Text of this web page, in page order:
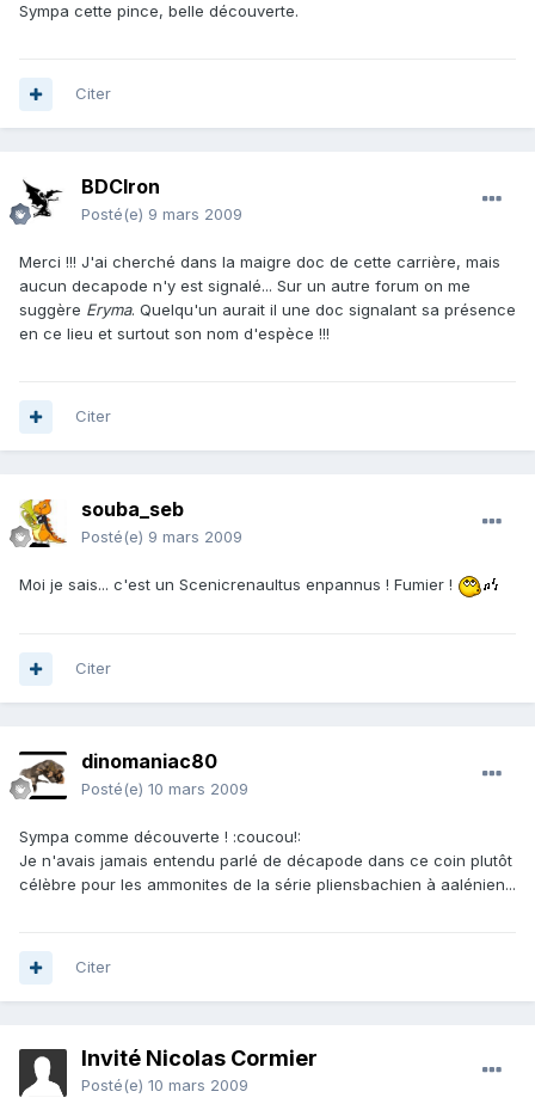
Sympa cette pince, belle découverte.
Citer
BDCIron
Posté(e) 9 mars 2009
Merci !!! J'ai cherché dans la maigre doc de cette carrière, mais
aucun decapode n'y est signalé... Sur un autre forum on me
suggère Eryma. Quelqu'un aurait il une doc signalant sa présence
en ce lieu et surtout son nom d'espèce !!!
Citer
souba_seb
Posté(e) 9 mars 2009
Moi je sais... c'est un Scenicrenaultus enpannus ! Fumier !
Citer
dinomaniac80
Posté(e) 10 mars 2009
Sympa comme découverte ! :coucou!:
Je n'avais jamais entendu parlé de décapode dans ce coin plutôt
célèbre pour les ammonites de la série pliensbachien à aalénien...
Citer
Invité Nicolas Cormier
Posté(e) 10 mars 2009